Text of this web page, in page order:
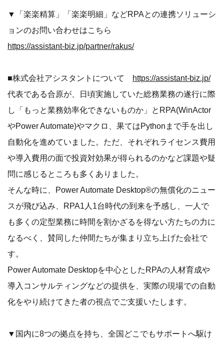
▼「楽楽精算」「楽楽明細」などRPAとの連携ソリューシ
ョンのお問い合わせはこちら
https://assistant-biz.jp/partner/rakus/
■株式会社アシスタントについて
https://assistant-biz.jp/
代表である合原が、日頃実施していた総務業務の遂行に際
し「もっと業務効率化できないものか」とRPA(WinActor
やPower Automate)やマクロ、果てはPythonまで手を出し
自動化を進めていました。ただ、それぞれライセンス費用
や導入費用の面で投資対効果が得られるのかなど課題や疑
問に感じるところも多くありました。
そんな時に、Power Automate Desktop®の無償化のニュー
スが飛び込み、RPA1人1台時代の到来を予感し、一人で
も多くの定型業務に時間を割かざるを得ない方たちの力に
なるべく、賛同した仲間たちが集まり立ち上げた会社で
す。
Power Automate Desktopを中心としたRPAの人材育成や
導入コンサルティングなどの提供を、実際の現場での自動
化をやり続けてきた者の視点でご支援いたします。
▼国内に8つの拠点を持ち、全国どこでもサポートへ駆け